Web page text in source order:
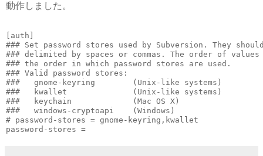
動作しました。
[auth]
### Set password stores used by Subversion. They
### delimited by spaces or commas. The order of values
### the order in which password stores are used.
### Valid password stores:
###   gnome-keyring        (Unix-like systems)
###   kwallet              (Unix-like systems)
###   keychain             (Mac OS X)
###   windows-cryptoapi    (Windows)
# password-stores = gnome-keyring,kwallet
password-stores =